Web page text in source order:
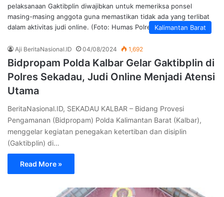
Kalimantan Barat
pelaksanaan Gaktibplin diwajibkan untuk memeriksa ponsel
masing-masing anggota guna memastikan tidak ada yang terlibat
dalam aktivitas judi online. (Foto: Humas Polres Sekadau).
Aji BeritaNasional.ID 04/08/2024 1,692
Bidpropam Polda Kalbar Gelar Gaktibplin di
Polres Sekadau, Judi Online Menjadi Atensi
Utama
BeritaNasional.ID, SEKADAU KALBAR – Bidang Provesi
Pengamanan (Bidpropam) Polda Kalimantan Barat (Kalbar),
menggelar kegiatan penegakan ketertiban dan disiplin
(Gaktibplin) di…
Read More »